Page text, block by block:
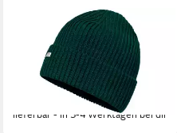
SCHÖFFEL
Strickmütze Knitted Hat Oxley
DARK JADE
27,97 € UVP39,95 €
lieferbar - in 3-4 Werktagen bei dir